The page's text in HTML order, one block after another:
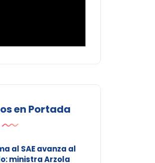
en Portada
al SAE avanza al
ministra Arzola